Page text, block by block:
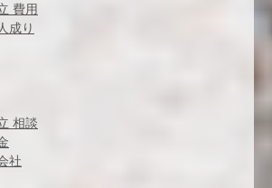
費用
成り
相談
社